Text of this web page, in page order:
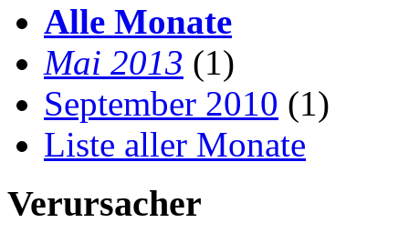
Alle Monate
Mai 2013 (1)
September 2010 (1)
Liste aller Monate
Verursacher